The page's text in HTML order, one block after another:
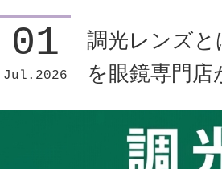
01
Jul 2026
調光レンズ
を眼鏡専門